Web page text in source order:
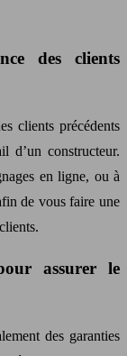
des clients
clients précédents
d’un constructeur.
en ligne, ou à
de vous faire une
assurer le
des garanties